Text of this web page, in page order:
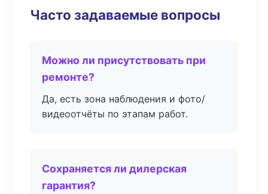
Часто задаваемые вопросы
Можно ли присутствовать при
ремонте?
Да, есть зона наблюдения и фото/
видеоотчёты по этапам работ.
Сохраняется ли дилерская
гарантия?